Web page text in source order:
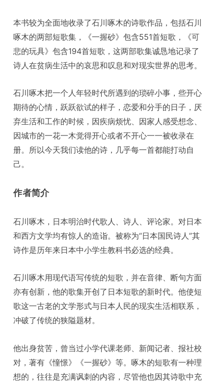
本书较为全面地收录了石川啄木的诗歌作品，包括石川
啄木的两部短歌集，《一握砂》包含551首短歌，《可
悲的玩具》包含194首短歌，这两部歌集诚恳地记录了
诗人在贫病生活中的哀思和叹息和对现实世界的思考。
石川啄木把一个人年轻时代所遇到的琐碎小事，些开心
期待的心情，跃跃欲试的样子，恋爱和分手的日子，厌
弃生活和工作的时候，因疾病烦忧、因家人感受想念、
因城市的一花一木觉得开心或者不开心一一被收录在
册。所以今天我们读他的诗，几乎每一首都能打动自
己。
作者简介
石川啄木，日本明治时代歌人、诗人、评论家。对日本
和西方文学均有惊人的造诣。被称为“日本国民诗人”其
诗作是历年来日本中小学生教科书必选的经典。
石川啄木用现代语写传统的短歌，并在音律、断句方面
亦有创新，他的歌集开创了日本短歌的新时代。他使短
歌这一古老的文学形式与日本人民的现实生活相联系，
冲破了传统的狭隘题材。
他出身贫苦，曾当过小学代课老师、新闻记者、报社校
对，著有《憧憬》《一握砂》等。啄木的短歌有一种理
想的，往往是充满讽刺的内容，尽管他也因其诗歌中充